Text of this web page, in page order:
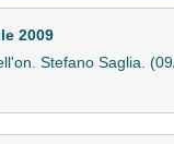
2009
Stefano Saglia.